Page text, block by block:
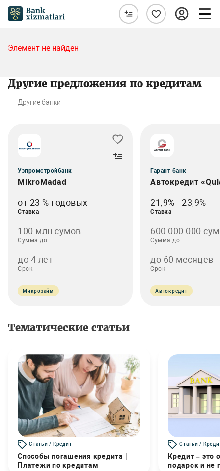
Элемент не найден
Другие предложения по кредитам
Другие банки
Узпромстройбанк
MikroMadad
от 23 % годовых
Ставка
100 млн сумов
Сумма до
до 4 лет
Срок
Микрозайм
Гарант банк
Автокредит
21,9% - 23,9%
Ставка
600 000 000 сум
Сумма до
до 60 месяцев
Срок
Автокредит
Тематические статьи
Статьи / Кредит
Способы погашения кредита |
Платежи по кредитам
Статьи /
Кредит – это
подарок и не